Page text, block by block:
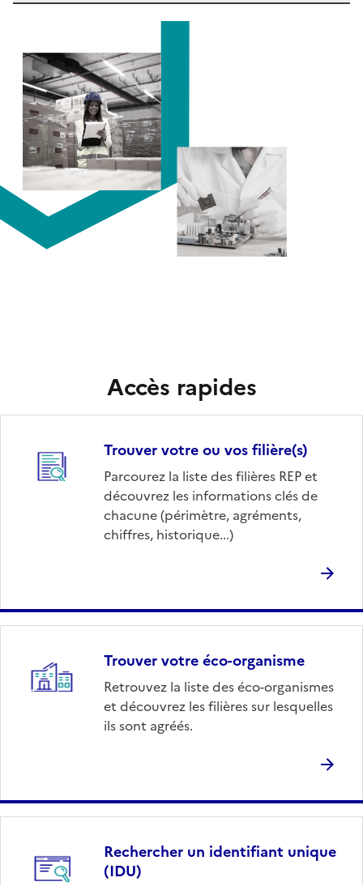
Accès rapides
Trouver votre ou vos filière(s)
Parcourez la liste des filières REP et
découvrez les informations clés de
chacune (périmètre, agréments,
chiffres, historique...)
Trouver votre éco-organisme
Retrouvez la liste des éco-organismes
et découvrez les filières sur lesquelles
ils sont agréés.
Rechercher un identifiant unique
(IDU)